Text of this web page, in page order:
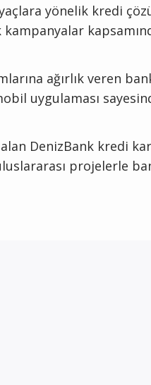
yönelik kredi
ağırlık veren
uygulaması
DenizBank kredi
projelerle